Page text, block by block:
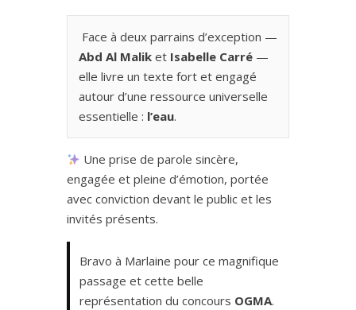
️ Face à deux parrains d’exception —
Abd Al Malik et Isabelle Carré —
elle livre un texte fort et engagé
autour d’une ressource universelle
essentielle : l’eau.
Une prise de parole sincère,
engagée et pleine d’émotion, portée
avec conviction devant le public et les
invités présents.
Bravo à Marlaine pour ce magnifique
passage et cette belle
représentation du concours OGMA.